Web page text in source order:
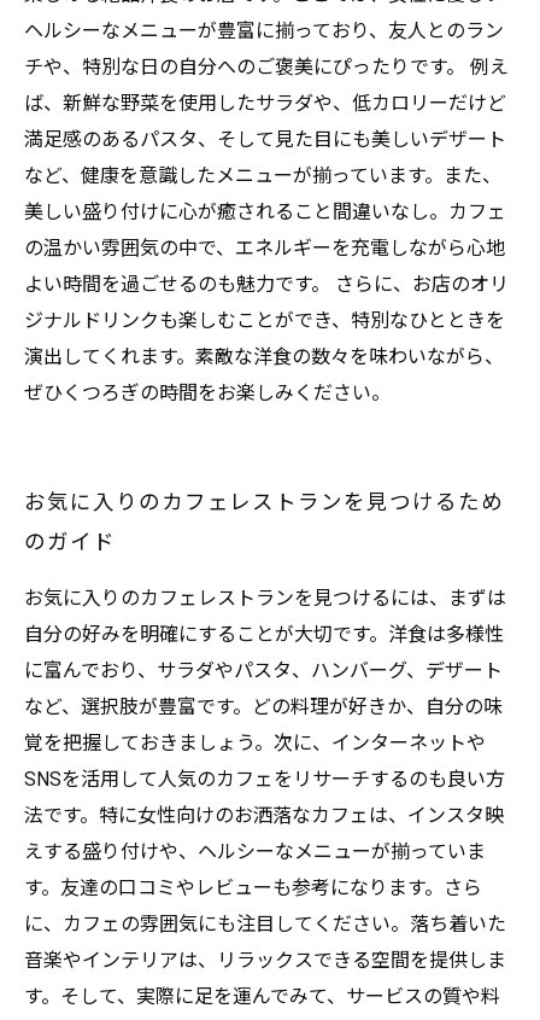
ヘルシーなメニューが豊富に揃っており、友人とのラン
チや、特別な日の自分へのご褒美にぴったりです。 例え
ば、新鮮な野菜を使用したサラダや、低カロリーだけど
満足感のあるパスタ、そして見た目にも美しいデザート
など、健康を意識したメニューが揃っています。また、
美しい盛り付けに心が癒されること間違いなし。カフェ
の温かい雰囲気の中で、エネルギーを充電しながら心地
よい時間を過ごせるのも魅力です。 さらに、お店のオリ
ジナルドリンクも楽しむことができ、特別なひとときを
演出してくれます。素敵な洋食の数々を味わいながら、
ぜひくつろぎの時間をお楽しみください。
お気に入りのカフェレストランを見つけるため
のガイド
お気に入りのカフェレストランを見つけるには、まずは
自分の好みを明確にすることが大切です。洋食は多様性
に富んでおり、サラダやパスタ、ハンバーグ、デザート
など、選択肢が豊富です。どの料理が好きか、自分の味
覚を把握しておきましょう。次に、インターネットや
SNSを活用して人気のカフェをリサーチするのも良い方
法です。特に女性向けのお洒落なカフェは、インスタ映
えする盛り付けや、ヘルシーなメニューが揃っていま
す。友達の口コミやレビューも参考になります。さら
に、カフェの雰囲気にも注目してください。落ち着いた
音楽やインテリアは、リラックスできる空間を提供しま
す。そして、実際に足を運んでみて、サービスの質や料